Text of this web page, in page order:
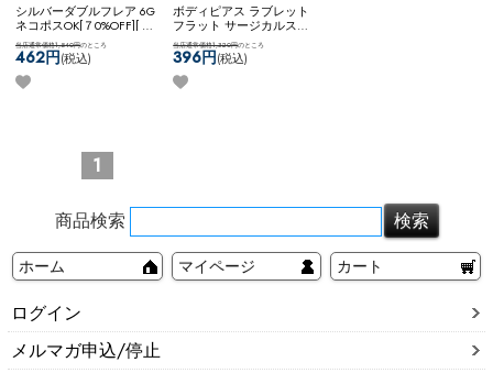
シルバーダブルフレア 6G
ネコポスOK[７0%OFF][ 6G
] ダブルフレア (シルバー)
当店通常価格1,540円のところ
462円(税込)
ボディピアス ラブレット
フラット サージカルステ
ンレス ゴールド シンプル
14G 16G 18G ネコポスOK
ラブレット (ゴールド)
当店通常価格1,320円のところ
396円(税込)
1
商品検索
ホーム マイページ カート
ログイン
メルマガ申込/停止